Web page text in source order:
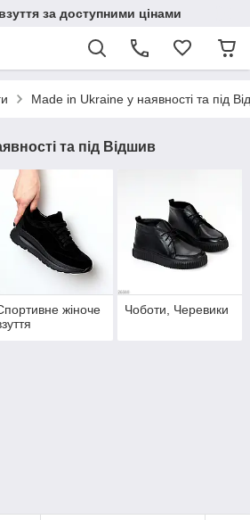
за доступними цінами
Made in Ukraine у наявності та під
та під Відшив
жіноче
Чоботи, Черевики